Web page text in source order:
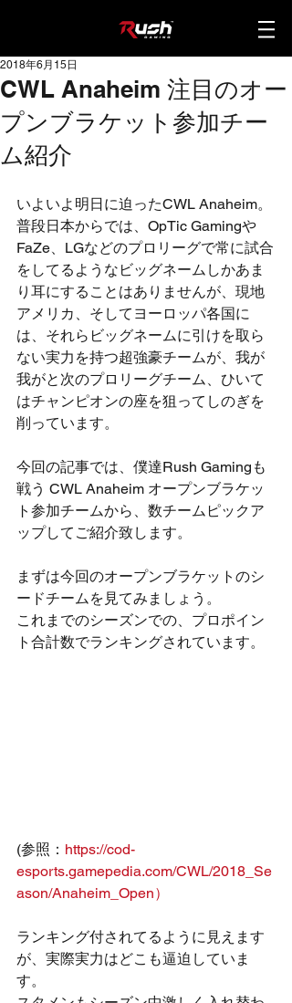
CWL Anaheim 注目のオー
プンブラケット参加チー
ム紹介
2018年6月15日
いよいよ明日に迫ったCWL Anaheim。
普段日本からでは、OpTic Gamingや
FaZe、LGなどのプロリーグで常に試合
をしてるようなビッグネームしかあま
り耳にすることはありませんが、現地
アメリカ、そしてヨーロッパ各国に
は、それらビッグネームに引けを取ら
ない実力を持つ超強豪チームが、我が
我がと次のプロリーグチーム、ひいて
はチャンピオンの座を狙ってしのぎを
削っています。
今回の記事では、僕達Rush Gamingも
戦う CWL Anaheim オープンブラケッ
ト参加チームから、数チームピックア
ップしてご紹介致します。
まずは今回のオープンブラケットのシ
ードチームを見てみましょう。
これまでのシーズンでの、プロポイン
ト合計数でランキングされています。
(参照： https://cod-
esports.gamepedia.com/CWL/2018_Se
ason/Anaheim_Open）
ランキング付されてるように見えます
が、実際実力はどこも逼迫していま
す。